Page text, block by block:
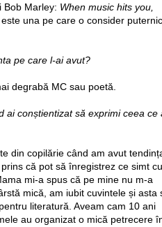
Bob Marley: When music hits you,
una pe care o consider
pe care l-ai avut?
degrabă MC sau poetă.
ai conștientizat să exprimi ceea ce
din copilărie când am avut
că pot să înregistrez ce simt cu
mi-a spus că pe mine nu m-a
mică, am iubit cuvintele și asta
literatură. Aveam cam 10 ani
au organizat o mică petrecere